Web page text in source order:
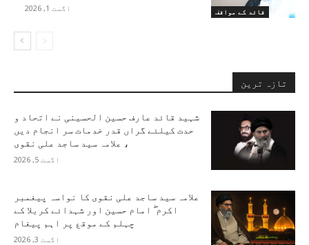
قائد کے مواقف اگست 1, 2026
تازہ ترین
شہید قائد عارف حسین الحسینی نے اتحاد و
حدت کیلئے گراں قدر خدمات سر انجام دیں
، علامہ سید ساجد علی نقوی
اگست 5, 2026
علامہ سید ساجد علی نقوی کا نواسہ پیغمبر
اکرم ۖ امام حسین اور شہدائے کربلا کے
چہلم کے موقع پر اہم پیغام
اگست 3, 2026